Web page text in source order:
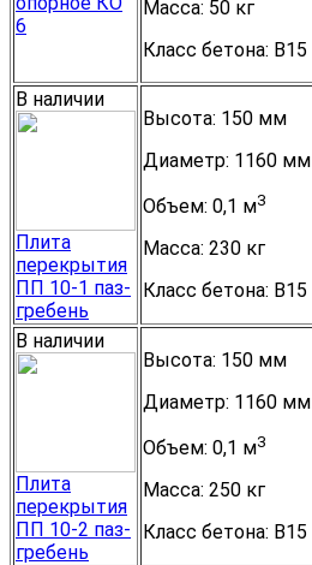
6
Масса: 50 кг
Класс бетона: B15
В наличии
Плита
перекрытия
ПП 10-1 паз-
гребень
Высота: 150 мм
Диаметр: 1160 мм
Объем: 0,1 м3
Масса: 230 кг
Класс бетона: B15
В наличии
Плита
перекрытия
ПП 10-2 паз-
гребень
Высота: 150 мм
Диаметр: 1160 мм
Объем: 0,1 м3
Масса: 250 кг
Класс бетона: B15